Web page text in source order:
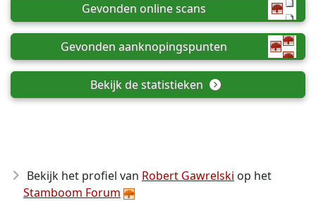
Gevonden online scans
Gevonden aanknopingspunten
Bekijk de statistieken
Bekijk het profiel van Robert Gawrelski op het
Stamboom Forum